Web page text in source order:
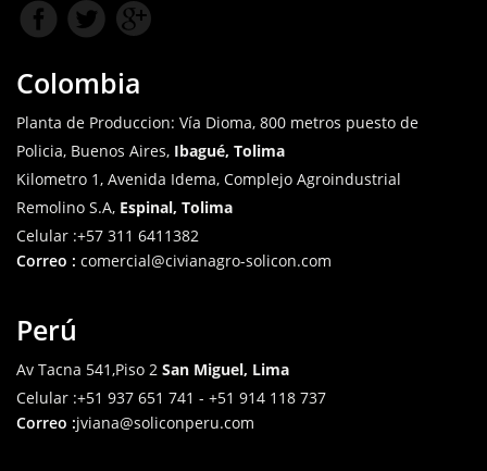
Colombia
Planta de Produccion: Vía Dioma, 800 metros puesto de
Policia, Buenos Aires, Ibagué, Tolima
Kilometro 1, Avenida Idema, Complejo Agroindustrial
Remolino S.A, Espinal, Tolima
Celular :+57 311 6411382
Correo : comercial@civianagro-solicon.com
Perú
Av Tacna 541,Piso 2 San Miguel, Lima
Celular :+51 937 651 741 - +51 914 118 737
Correo :jviana@soliconperu.com